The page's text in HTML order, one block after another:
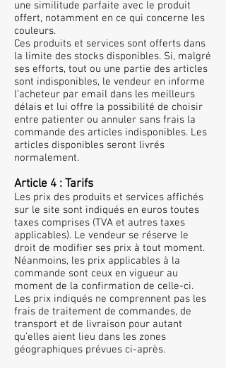
une similitude parfaite avec le produit
offert, notamment en ce qui concerne les
couleurs.
Ces produits et services sont offerts dans
la limite des stocks disponibles. Si, malgré
ses efforts, tout ou une partie des articles
sont indisponibles, le vendeur en informe
l’acheteur par email dans les meilleurs
délais et lui offre la possibilité de choisir
entre patienter ou annuler sans frais la
commande des articles indisponibles. Les
articles disponibles seront livrés
normalement.
Article 4 : Tarifs
Les prix des produits et services affichés
sur le site sont indiqués en euros toutes
taxes comprises (TVA et autres taxes
applicables). Le vendeur se réserve le
droit de modifier ses prix à tout moment.
Néanmoins, les prix applicables à la
commande sont ceux en vigueur au
moment de la confirmation de celle-ci.
Les prix indiqués ne comprennent pas les
frais de traitement de commandes, de
transport et de livraison pour autant
qu’elles aient lieu dans les zones
géographiques prévues ci-après.